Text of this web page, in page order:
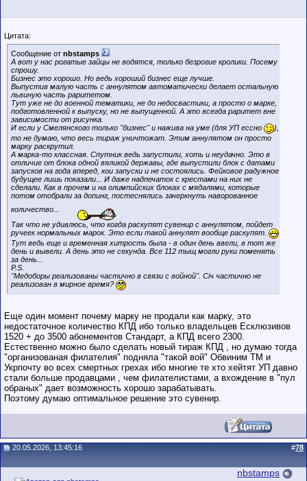
Цитата:
Сообщение от nbstamps
А вот у нас рогатые зайцы не водятся, только безрогие кролики. Посему
спрошу.
Бизнес это хорошо. Но ведь хороший бизнес еще лучше.
Выпустив малую часть с аннулятом автоматически делает остальную
львиную часть раритетом.
Тут уже не до военной тематики, не до недосвастики, а просто о марке,
подготовленной к выпуску, но не выпущенной. А это всегда раритет вне
зависимости от рисунка.
И если у Смелянского только "бизнес" и нажива на уме (для УП ессно
),
то не думаю, что весь тираж уничтожат. Этим аннулятом он просто
марку раскрутил.
А марка-то классная. Спутник ведь запустили, хоть и неудачно. Это в
отличие от блока одной вяликой державы, где выпустили блок с датами
запусков на года вперед, кои запуски и не состоялись. Фейковое радужное
будущее лишь показали... И даже надпечаток с крестами на них не
сделали. Как в прочем и на олимпийских блоках с мядалями, которые
потом отобрали за допинг, постеснялись зачеркнуть наворованное
количество...
Так что не удивлюсь, что когда раскупят сувенир с аннулятом, пойдет
ручеек нормальных марок. Это если такой аннулят вообще раскупят.
Тут ведь еще и временная хитрость была - в один день ввели, в тот же
день и вывели. А день это не секунда. Все 112 тыщ могли руки поменять
за день...
P.S.
"Медоборы реализованы частично в связи с войной". Сiч частично не
реализован в мирное время?
Еще один момент почему марку не продали как марку, это
недостаточное количество КПД ибо только владельцев Есклюзивов
1520 + до 3500 абонементов Стандарт, а КПД всего 2300.
Естественно можно было сделать новый тираж КПД , но думаю тогда
"организованая филателия" подняла "такой вой" Обвиним ТМ и
Укрпочту во всех смертных грехах ибо многие те хто хейтят УП давно
стали больше продавцами , чем филателистами, а вхождение в "пул
обраных" дает возможность хорошо зарабатывать.
Поэтому думаю оптимальное решение это сувенир.
20.05.2026, 13:45:16 #78
nbstamps